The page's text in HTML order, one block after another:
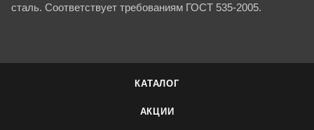
сталь. Соответствует требованиям ГОСТ 535-2005.
КАТАЛОГ
АКЦИИ